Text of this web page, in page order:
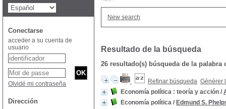
New search
Resultado de la búsqueda
26 resultado(s) búsqueda de la palabra
Refinar búsqueda Générer
Economía política : teoría y acción /
Economía política / Edmund S.
Conectarse
acceder a su cuenta de
usuario
Olvidé mi contraseña
Dirección